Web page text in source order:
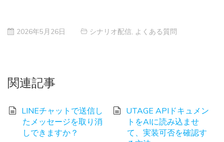
2026年5月26日 シナリオ配信 よくある質問
関連記事
LINEチャットで送信し
たメッセージを取り消
しできますか？
UTAGE APIドキュメン
トをAIに読み込ませ
て、実装可否を確認す